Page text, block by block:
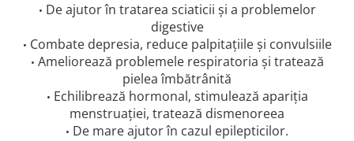
• De ajutor în tratarea sciaticii și a problemelor
digestive
• Combate depresia, reduce palpitațiile și convulsiile
• Ameliorează problemele respiratoria și tratează
pielea îmbătrânită
• Echilibrează hormonal, stimulează apariția
menstruației, tratează dismenoreea
• De mare ajutor în cazul epilepticilor.